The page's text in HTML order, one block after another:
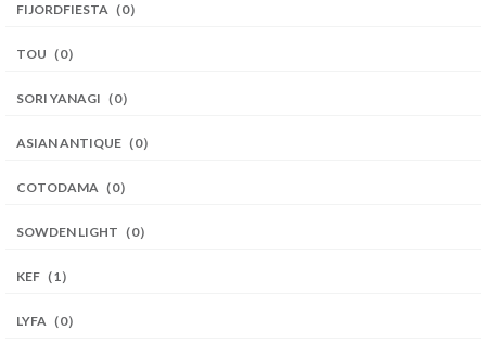
FIJORDFIESTA（0）
TOU（0）
SORI YANAGI（0）
ASIAN ANTIQUE（0）
COTODAMA（0）
SOWDEN LIGHT（0）
KEF（1）
LYFA（0）